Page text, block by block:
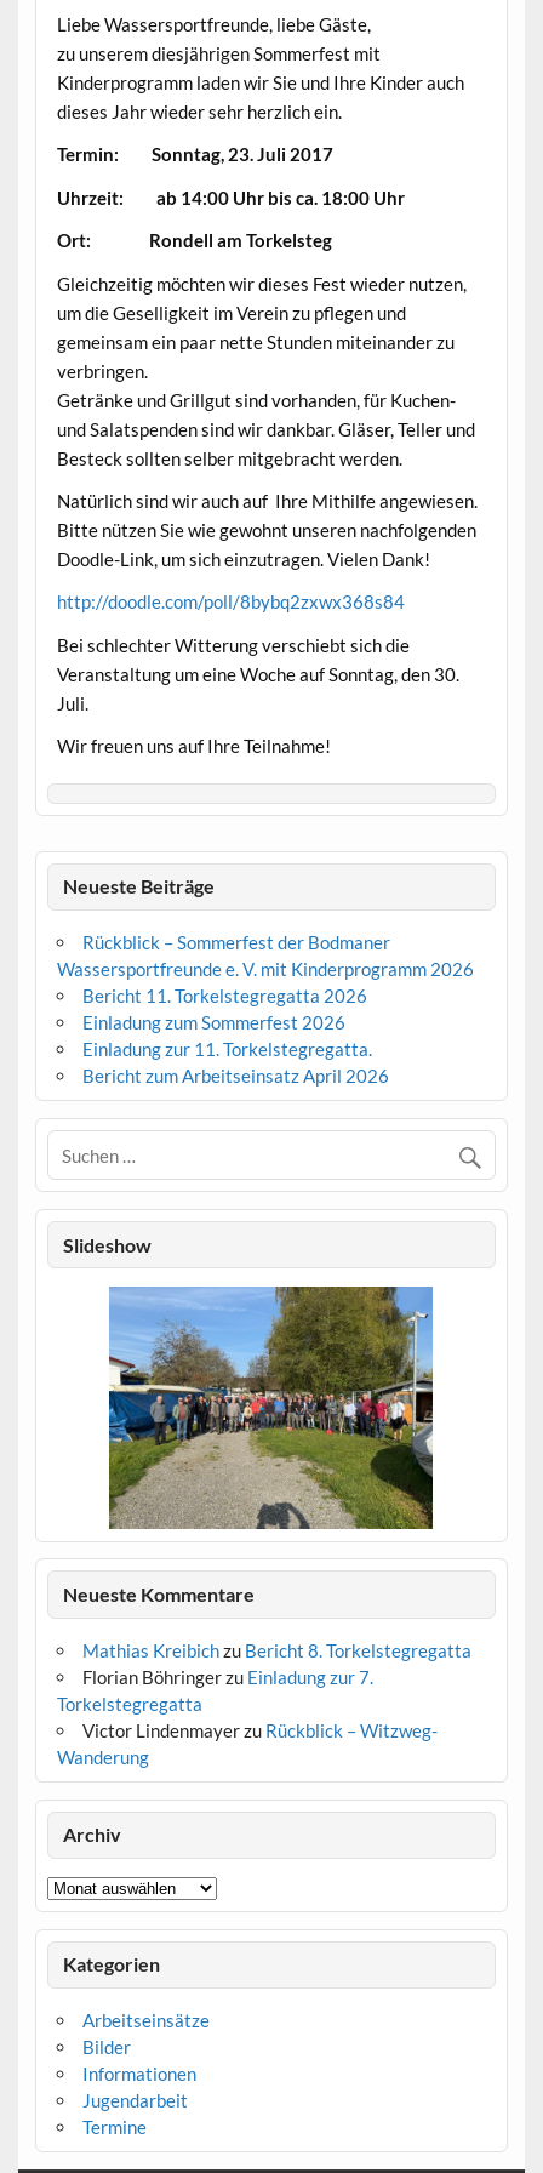
Liebe Wassersportfreunde, liebe Gäste,
zu unserem diesjährigen Sommerfest mit
Kinderprogramm laden wir Sie und Ihre Kinder auch
dieses Jahr wieder sehr herzlich ein.
Termin: Sonntag, 23. Juli 2017
Uhrzeit: ab 14:00 Uhr bis ca. 18:00 Uhr
Ort: Rondell am Torkelsteg
Gleichzeitig möchten wir dieses Fest wieder nutzen,
um die Geselligkeit im Verein zu pflegen und
gemeinsam ein paar nette Stunden miteinander zu
verbringen.
Getränke und Grillgut sind vorhanden, für Kuchen-
und Salatspenden sind wir dankbar. Gläser, Teller und
Besteck sollten selber mitgebracht werden.
Natürlich sind wir auch auf Ihre Mithilfe angewiesen.
Bitte nützen Sie wie gewohnt unseren nachfolgenden
Doodle-Link, um sich einzutragen. Vielen Dank!
http://doodle.com/poll/8bybq2zxwx368s84
Bei schlechter Witterung verschiebt sich die
Veranstaltung um eine Woche auf Sonntag, den 30.
Juli.
Wir freuen uns auf Ihre Teilnahme!
Neueste Beiträge
Rückblick – Sommerfest der Bodmaner
Wassersportfreunde e. V. mit Kinderprogramm 2026
Bericht 11. Torkelstegregatta 2026
Einladung zum Sommerfest 2026
Einladung zur 11. Torkelstegregatta.
Bericht zum Arbeitseinsatz April 2026
Slideshow
1
2
3
4
5
6
7
8
9
10
11
12
13
14
15
16
17
18
19
20
21
24
26
27
22
23
24
Neueste Kommentare
Mathias Kreibichzu Bericht 8. Torkelstegregatta
Florian Böhringerzu Einladung zur 7.
Torkelstegregatta
Victor Lindenmayerzu Rückblick – Witzweg-
Wanderung
Archiv
Archiv
Kategorien
Arbeitseinsätze
Bilder
Informationen
Jugendarbeit
Termine